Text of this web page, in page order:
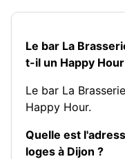
Le bar La
t-il un Happy
Le bar La
Happy Hour.
Quelle est
loges à Dijon ?